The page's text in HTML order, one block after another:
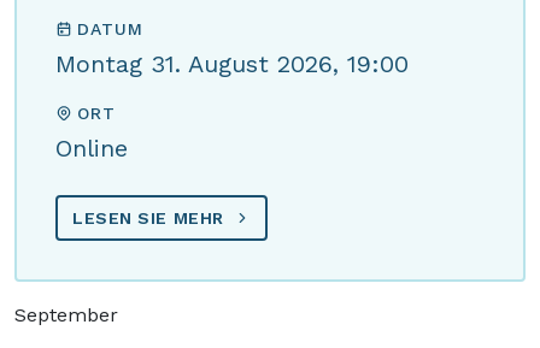
DATUM
Montag 31. August 2026, 19:00
ORT
Online
LESEN SIE MEHR
September